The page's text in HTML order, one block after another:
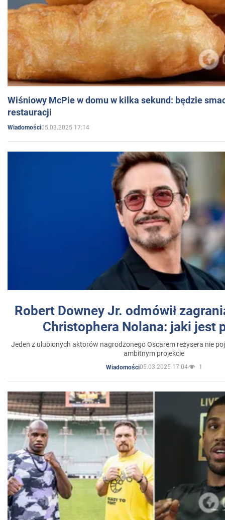
Wiśniowy McPie w domu w kilka sekund: będzie
restauracji
Wiadomości05.03.2025 17:14
Robert Downey Jr. odmówił
Christophera Nolana: jaki jest
Jeden z ulubionych aktorów nagrodzonego Oscarem reżysera nie
ambitnym projekcie
Wiadomości05.03.2025 17:04 1